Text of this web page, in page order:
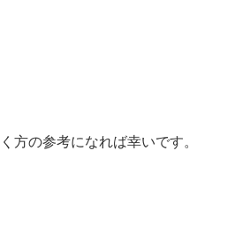
方の参考になれば幸いです。